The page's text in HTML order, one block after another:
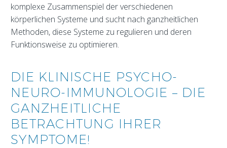
komplexe Zusammenspiel der verschiedenen
körperlichen Systeme und sucht nach ganzheitlichen
Methoden, diese Systeme zu regulieren und deren
Funktionsweise zu optimieren.
DIE KLINISCHE PSYCHO-
NEURO-IMMUNOLOGIE – DIE
GANZHEITLICHE
BETRACHTUNG IHRER
SYMPTOME!